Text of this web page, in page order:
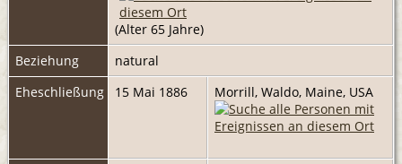
(Alter 65 Jahre)
Beziehung
natural
Eheschließung
15 Mai 1886 Morrill, Waldo, Maine, USA